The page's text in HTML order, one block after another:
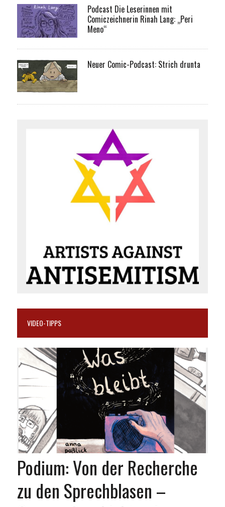
Podcast Die Leserinnen mit
Comiczeichnerin Rinah Lang: „Peri
Meno“
Neuer Comic-Podcast: Strich drunta
VIDEO-TIPPS
Podium: Von der Recherche
zu den Sprechblasen –